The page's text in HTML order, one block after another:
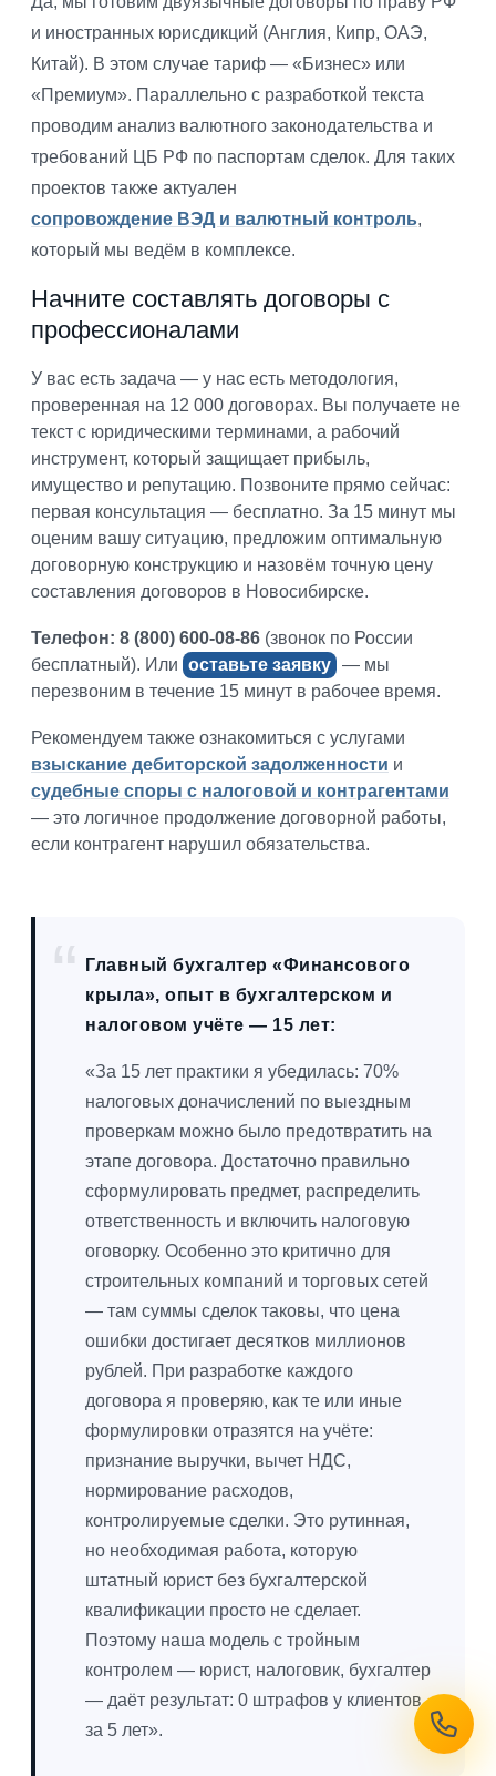
и иностранных юрисдикций (Англия, Кипр, ОАЭ,
Китай). В этом случае тариф — «Бизнес» или
«Премиум». Параллельно с разработкой текста
проводим анализ валютного законодательства и
требований ЦБ РФ по паспортам сделок. Для таких
проектов также актуален
сопровождение ВЭД и валютный контроль,
который мы ведём в комплексе.
Начните составлять договоры с
профессионалами
У вас есть задача — у нас есть методология,
проверенная на 12 000 договорах. Вы получаете не
текст с юридическими терминами, а рабочий
инструмент, который защищает прибыль,
имущество и репутацию. Позвоните прямо сейчас:
первая консультация — бесплатно. За 15 минут мы
оценим вашу ситуацию, предложим оптимальную
договорную конструкцию и назовём точную цену
составления договоров в Новосибирске.
Телефон: 8 (800) 600-08-86 (звонок по России
бесплатный). Или оставьте заявку — мы
перезвоним в течение 15 минут в рабочее время.
Рекомендуем также ознакомиться с услугами
взыскание дебиторской задолженности и
судебные споры с налоговой и контрагентами
— это логичное продолжение договорной работы,
если контрагент нарушил обязательства.
Главный бухгалтер «Финансового
крыла», опыт в бухгалтерском и
налоговом учёте — 15 лет:
«За 15 лет практики я убедилась: 70%
налоговых доначислений по выездным
проверкам можно было предотвратить на
этапе договора. Достаточно правильно
сформулировать предмет, распределить
ответственность и включить налоговую
оговорку. Особенно это критично для
строительных компаний и торговых сетей
— там суммы сделок таковы, что цена
ошибки достигает десятков миллионов
рублей. При разработке каждого
договора я проверяю, как те или иные
формулировки отразятся на учёте:
признание выручки, вычет НДС,
нормирование расходов,
контролируемые сделки. Это рутинная,
но необходимая работа, которую
штатный юрист без бухгалтерской
квалификации просто не сделает.
Поэтому наша модель с тройным
контролем — юрист, налоговик, бухгалтер
— даёт результат: 0 штрафов у клиентов
за 5 лет».